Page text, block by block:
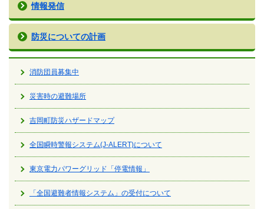
で
す。
情報発信
防災についての計画
消防団員募集中
災害時の避難場所
吉岡町防災ハザードマップ
全国瞬時警報システム(J-ALERT)について
東京電力パワーグリッド「停電情報」
「全国避難者情報システム」の受付について